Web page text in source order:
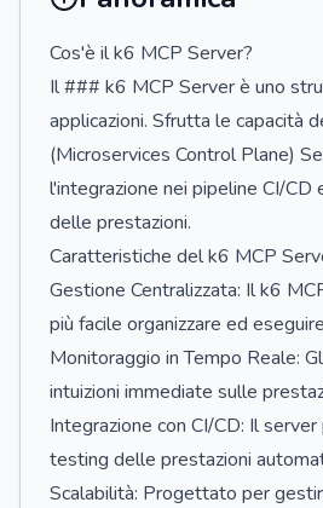
Cos'è il k6 MCP Server?
Il ### k6 MCP Server è uno
applicazioni. Sfrutta le capacità
(Microservices Control Plane)
l'integrazione nei pipeline CI/
delle prestazioni.
Caratteristiche del k6 MCP
Gestione Centralizzata: Il k6
più facile organizzare ed
Monitoraggio in Tempo Reale:
intuizioni immediate sulle
Integrazione con CI/CD: Il
testing delle prestazioni
Scalabilità: Progettato per